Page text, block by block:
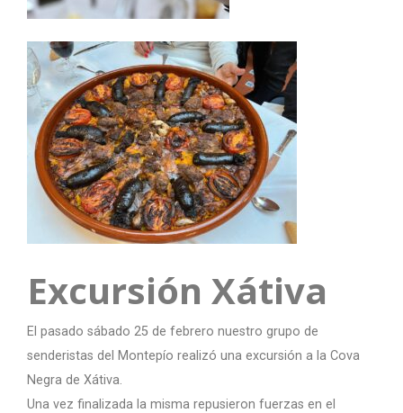
Excursión Xátiva
El pasado sábado 25 de febrero nuestro grupo de
senderistas del Montepío realizó una excursión a la Cova
Negra de Xátiva.
Una vez finalizada la misma repusieron fuerzas en el